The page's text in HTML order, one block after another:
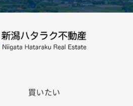
買いたい